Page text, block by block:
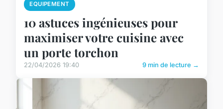
EQUIPEMENT
10 astuces ingénieuses pour
maximiser votre cuisine avec
un porte torchon
22/04/2026 19:40 9 min de lecture →